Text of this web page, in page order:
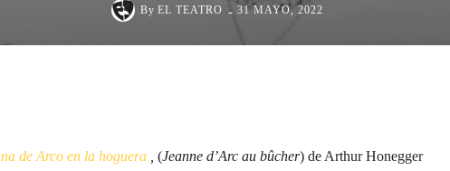
By EL TEATRO - 31 MAYO, 2022
de Arco en la hoguera (Jeanne d’Arc au bûcher) de Arthur Honegger